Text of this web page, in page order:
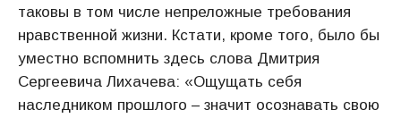
таковы в том числе непреложные требования
нравственной жизни. Кстати, кроме того, было бы
уместно вспомнить здесь слова Дмитрия
Сергеевича Лихачева: «Ощущать себя
наследником прошлого – значит осознавать свою